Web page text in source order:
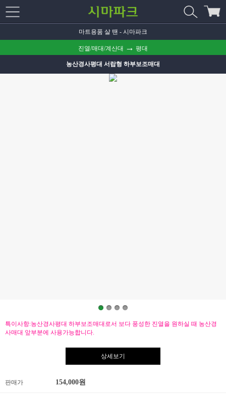
마트용품 살 땐 - 시마파크
진열/매대/계산대 → 평대
농산경사평대 서랍형 하부보조매대
특이사항:농산경사평대 하부보조매대로서 보다 풍성한 진열을 원하실 때 농산경
사매대 앞부분에 사용가능합니다.
상세보기
판매가 154,000원